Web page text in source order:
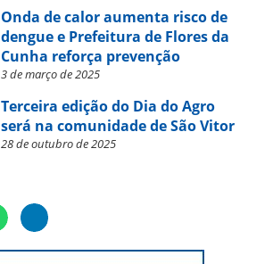
Onda de calor aumenta risco de
dengue e Prefeitura de Flores da
Cunha reforça prevenção
3 de março de 2025
Terceira edição do Dia do Agro
será na comunidade de São Vitor
28 de outubro de 2025